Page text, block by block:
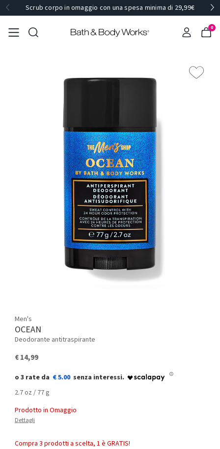
Scrub corpo in omaggio con una spesa minima di 29,99€
0
Men's
OCEAN
Deodorante antitraspirante
€ 14,99
€ 5.00
2.7 oz / 77 g
Prodotto in Omaggio
Dettagli
Compra 3 prodotti a scelta, 1 è GRATIS!